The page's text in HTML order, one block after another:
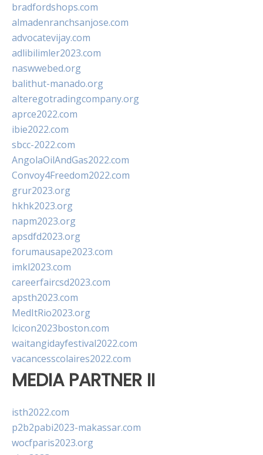
bradfordshops.com
almadenranchsanjose.com
advocatevijay.com
adlibilimler2023.com
naswwebed.org
balithut-manado.org
alteregotradingcompany.org
aprce2022.com
ibie2022.com
sbcc-2022.com
AngolaOilAndGas2022.com
Convoy4Freedom2022.com
grur2023.org
hkhk2023.org
napm2023.org
apsdfd2023.org
forumausape2023.com
imkl2023.com
careerfaircsd2023.com
apsth2023.com
MedItRio2023.org
lcicon2023boston.com
waitangidayfestival2022.com
vacancesscolaires2022.com
MEDIA PARTNER II
isth2022.com
p2b2pabi2023-makassar.com
wocfparis2023.org